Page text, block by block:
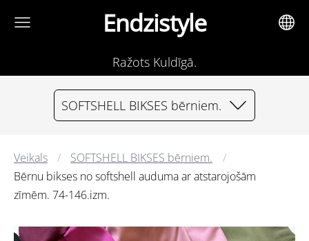
Endzistyle
Ražots Kuldīgā.
SOFTSHELL BIKSES bērniem.
Veikals
SOFTSHELL BIKSES bērniem.
Bērnu bikses no softshell auduma ar atstarojošām
zīmēm. 74-146.izm.